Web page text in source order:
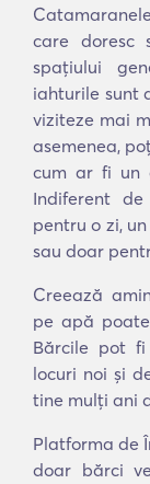
care doresc
spațiului
iahturile sunt
viziteze mai
asemenea,
cum ar fi un
Indiferent
pentru o zi,
sau doar
Creează
pe apă
Bărcile pot
locuri noi și
tine mulți ani
Platforma de
doar bărci